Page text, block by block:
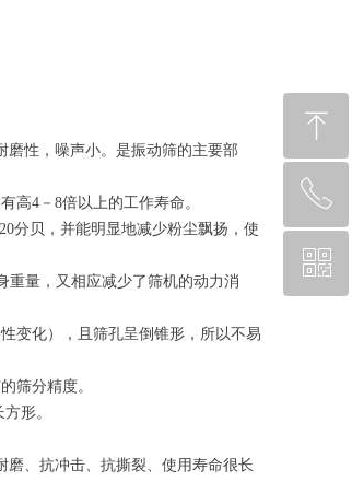
性，噪声小。是振动筛的主要部
4－8倍以上的工作寿命。
分贝，并能明显地减少粉尘飘扬，使
重量，又相应减少了筛机的动力消
变化），且筛孔呈倒锥形，所以不易
筛分精度。
形。
、抗冲击、抗撕裂、使用寿命很长
ꁸ
回到顶部
ꂅ
13303386361
ꀥ